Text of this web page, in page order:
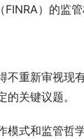
FINRA）的监
重新审视现
关键议题。
式和监管哲学